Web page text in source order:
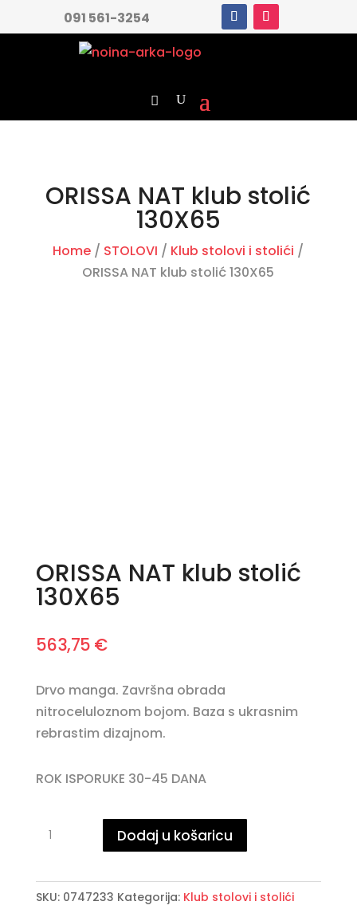
091 561-3254
ORISSA NAT klub stolić
130X65
Home / STOLOVI / Klub stolovi i stolići /
ORISSA NAT klub stolić 130X65
ORISSA NAT klub stolić
130X65
563,75 €
Drvo manga. Završna obrada
nitroceluloznom bojom. Baza s ukrasnim
rebrastim dizajnom.
ROK ISPORUKE 30-45 DANA
NAT
stolić
Dodaj u košaricu
SKU: 0747233 Kategorija: Klub stolovi i stolići